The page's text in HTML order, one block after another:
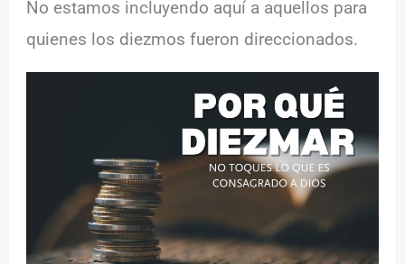
No estamos incluyendo aquí a aquellos para
quienes los diezmos fueron direccionados.